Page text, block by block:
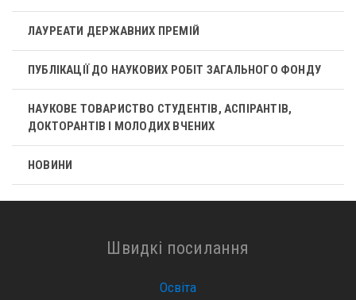
ЛАУРЕАТИ ДЕРЖАВНИХ ПРЕМІЙ
ПУБЛІКАЦІЇ ДО НАУКОВИХ РОБІТ ЗАГАЛЬНОГО ФОНДУ
НАУКОВЕ ТОВАРИСТВО СТУДЕНТІВ, АСПІРАНТІВ,
ДОКТОРАНТІВ І МОЛОДИХ ВЧЕНИХ
НОВИНИ
Швидкі посилання
Освіта